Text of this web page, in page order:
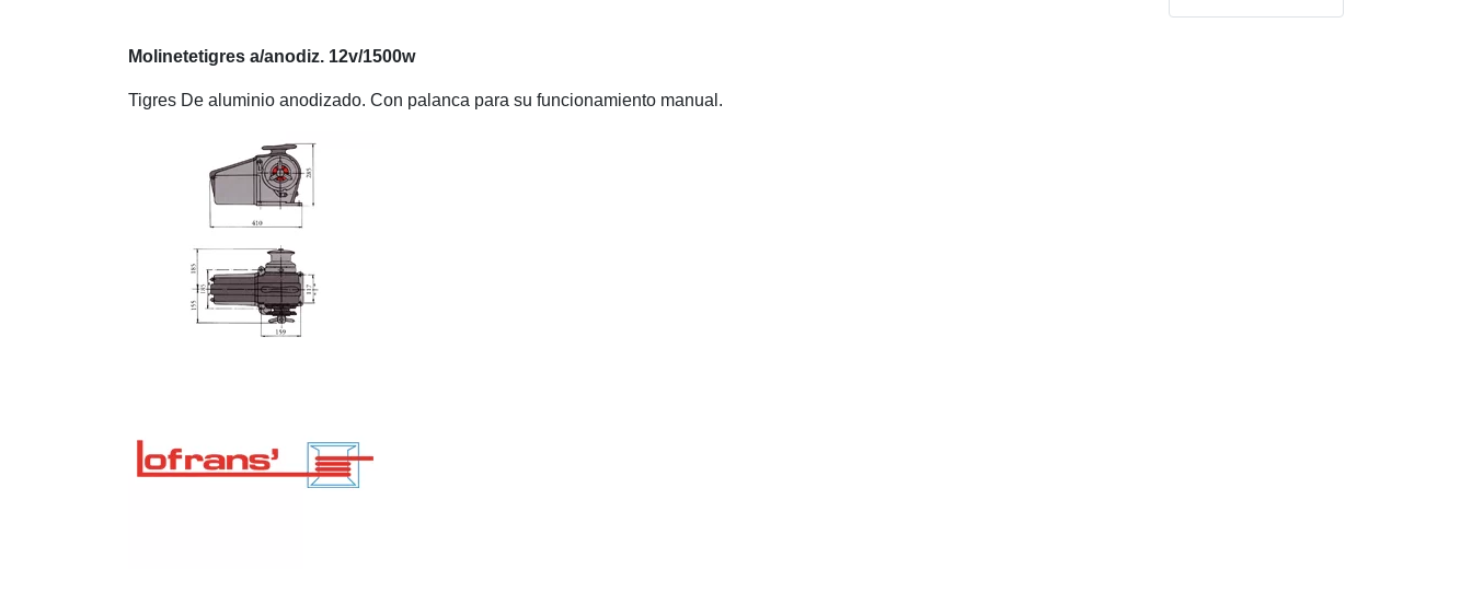
Molinetetigres a/anodiz. 12v/1500w
Tigres De aluminio anodizado. Con palanca para su funcionamiento manual.